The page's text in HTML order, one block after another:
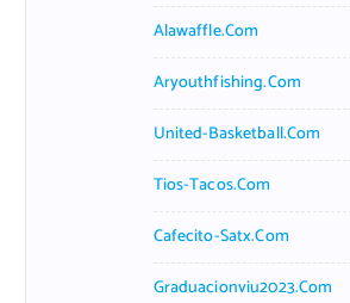
Alawaffle.com
Aryouthfishing.com
United-Basketball.com
Tios-Tacos.com
Cafecito-Satx.com
Graduacionviu2023.com